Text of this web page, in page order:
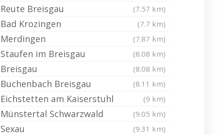
Reute Breisgau (7.57 km)
Bad Krozingen (7.7 km)
Merdingen (7.87 km)
Staufen im Breisgau (8.08 km)
Breisgau (8.08 km)
Buchenbach Breisgau (8.11 km)
Eichstetten am Kaiserstuhl (9 km)
Münstertal Schwarzwald (9.05 km)
Sexau (9.31 km)